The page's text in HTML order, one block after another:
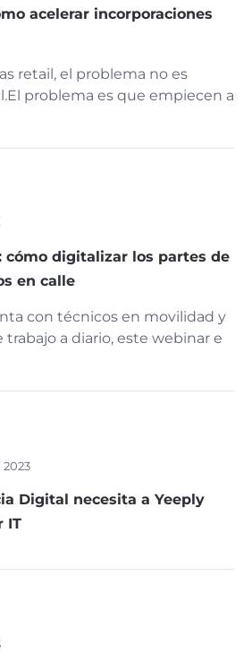
acelerar incorporaciones
retail, el problema no es
problema es que empiecen a
digitalizar los partes de
en calle
con técnicos en movilidad y
a diario, este webinar e
2023
Digital necesita a Yeeply
IT